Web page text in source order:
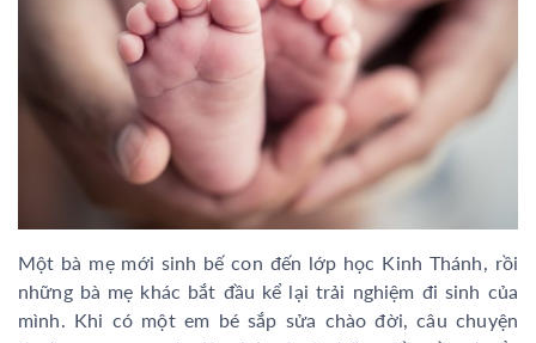
Một bà mẹ mới sinh bế con đến lớp học Kinh Thánh, rồi
những bà mẹ khác bắt đầu kể lại trải nghiệm đi sinh của
mình. Khi có một em bé sắp sửa chào đời, câu chuyện